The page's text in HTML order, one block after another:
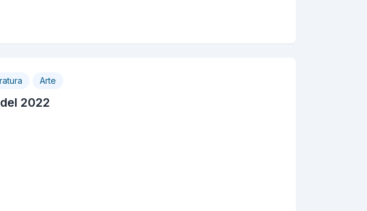
Arte
2022